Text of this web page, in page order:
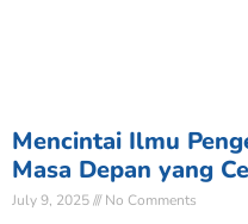
Mencintai Ilmu
Masa Depan yang
July 9, 2025 No Comments